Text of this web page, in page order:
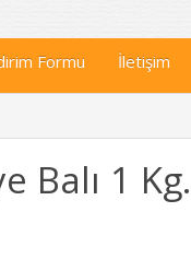
Formu İletişim
Balı 1 Kg.